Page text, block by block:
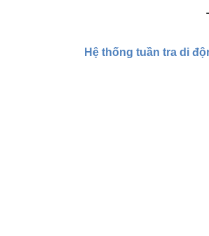
Hệ thống tuần tra di